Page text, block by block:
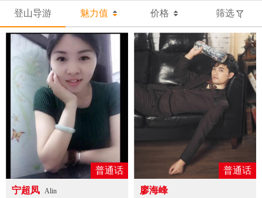
登山导游 魅力值 价格 筛选
普通话
宁超凤
Alin
普通话
廖海峰